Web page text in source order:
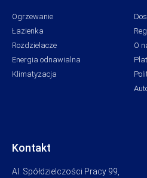
Ogrzewanie
Łazienka
Rozdzielacze
Energia odnawialna
Klimatyzacja
O
Kontakt
Al. Spółdzielczości Pracy 99,